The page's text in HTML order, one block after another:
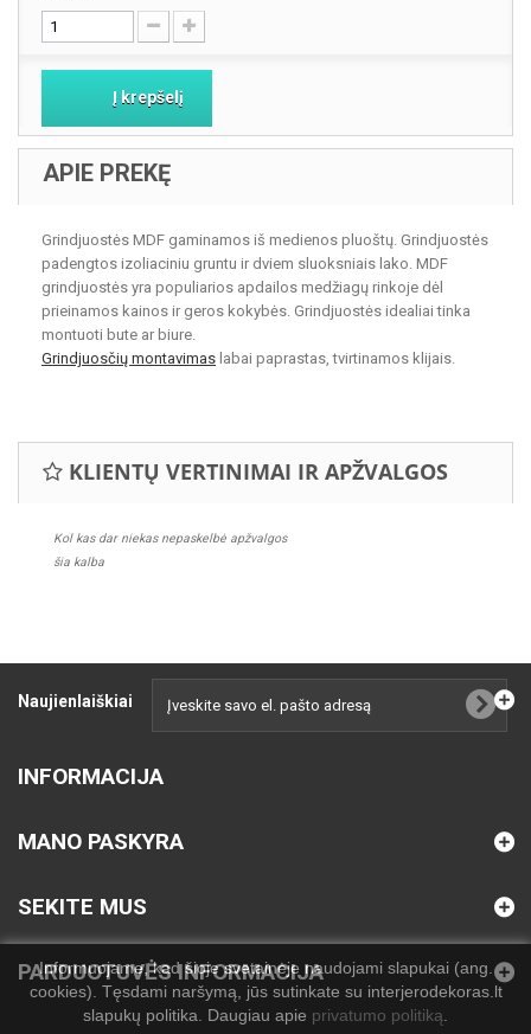
Informuojame, kad šioje svetainėje naudojami slapukai (ang.
cookies). Tęsdami naršymą, jūs sutinkate su interjerodekoras.lt
slapukų politika. Daugiau apie privatumo politiką
Į krepšelį
APIE PREKĘ
Grindjuostės MDF gaminamos iš medienos pluoštų. Grindjuostės
padengtos izoliaciniu gruntu ir dviem sluoksniais lako. MDF
grindjuostės yra populiarios apdailos medžiagų rinkoje dėl
prieinamos kainos ir geros kokybės. Grindjuostės idealiai tinka
montuoti bute ar biure.
Grindjuosčių montavimas labai paprastas, tvirtinamos klijais.
KLIENTŲ VERTINIMAI IR APŽVALGOS
Kol kas dar niekas nepaskelbė apžvalgos
šia kalba
Naujienlaiškiai
INFORMACIJA
MANO PASKYRA
SEKITE MUS
PARDUOTUVĖS INFORMACIJA